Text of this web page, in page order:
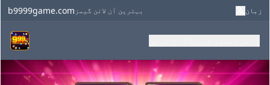
b9999game.com بہترین آن لائن گیمز زبان